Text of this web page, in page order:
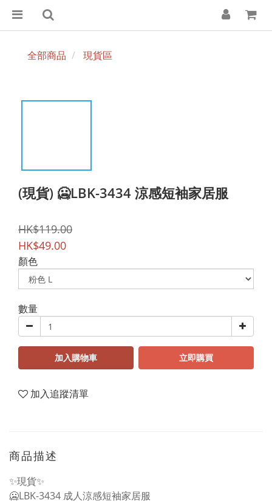
全部商品 現貨區
(現貨) 🥶LBK-3434 涼感短袖家居服
HK$119.00
HK$49.00
顏色
數量
加入購物車 立即購買
加入追蹤清單
商品描述
✨現貨✨
🥶LBK-3434 成人涼感短袖家居服